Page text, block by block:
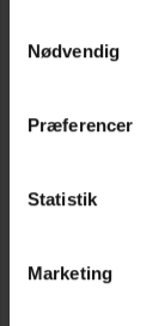
Nødvendig
Præferencer
Statistik
Marketing